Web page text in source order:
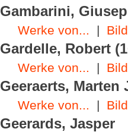
Gambarini,
Werke von... |
Gardelle, Robert
Werke von... |
Geeraerts, Marten
Werke von... |
Geerards, Jasper